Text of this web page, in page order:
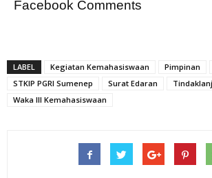
Facebook Comments
LABEL Kegiatan Kemahasiswaan Pimpinan
STKIP PGRI Sumenep
Surat Edaran
Waka III Kemahasiswaan